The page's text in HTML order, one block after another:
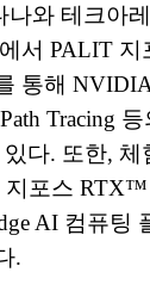
나와 테크아
서 PALIT
통해
Tracing
다. 또한,
지포스
AI 컴퓨팅
.